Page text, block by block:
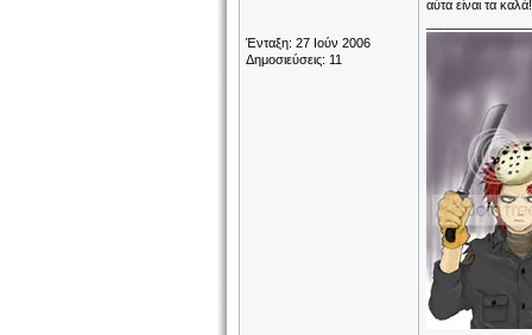
Ένταξη: 27 Ιούν 2006
Δημοσιεύσεις: 11
αύτα είναι τα